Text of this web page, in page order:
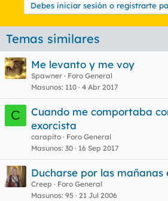
Debes iniciar sesión o registrarte
Temas similares
Me levanto y me voy
Spawner
Foro General
Masunos 110 4 Abr 2017
C
Cuando me comportaba
exorcista
carapito
Foro General
Masunos 30 16 Sep 2017
Ducharse por las
Creep
Foro General
Masunos 95 21 Jul 2006